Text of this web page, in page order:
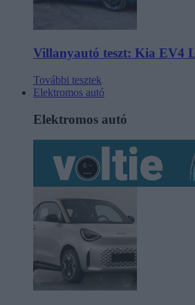
Villanyautó teszt: Kia EV4
További tesztek
Elektromos autó
Elektromos autó